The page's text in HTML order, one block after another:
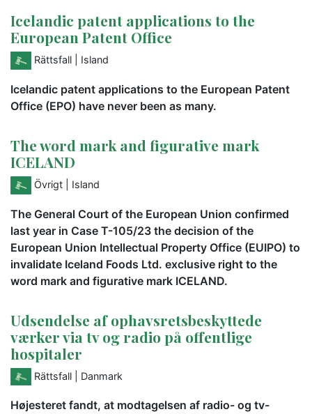
Icelandic patent applications to the
European Patent Office
Rättsfall | Island
Icelandic patent applications to the European Patent
Office (EPO) have never been as many.
The word mark and figurative mark
ICELAND
Övrigt | Island
The General Court of the European Union confirmed
last year in Case T-105/23 the decision of the
European Union Intellectual Property Office (EUIPO) to
invalidate Iceland Foods Ltd. exclusive right to the
word mark and figurative mark ICELAND.
Udsendelse af ophavsretsbeskyttede
værker via tv og radio på offentlige
hospitaler
Rättsfall | Danmark
Højesteret fandt, at modtagelsen af radio- og tv-